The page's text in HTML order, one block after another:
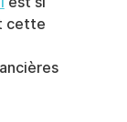
cette